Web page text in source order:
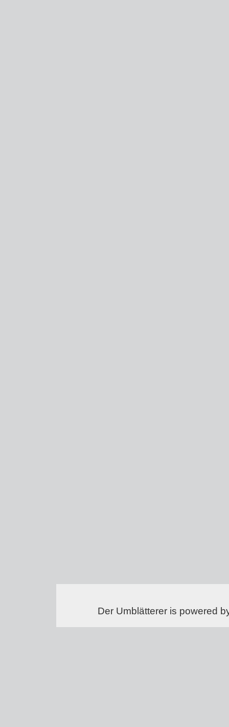
Der Umblätterer is powered